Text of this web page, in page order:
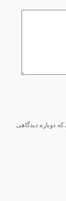
دوباره دیدگاهی